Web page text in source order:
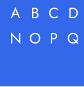
A B C D
N O P Q